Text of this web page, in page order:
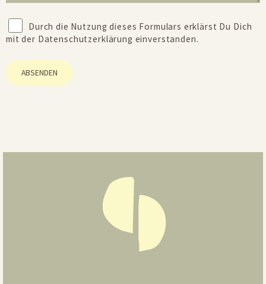
Durch die Nutzung dieses Formulars erklärst Du Dich
mit der Datenschutzerklärung einverstanden.